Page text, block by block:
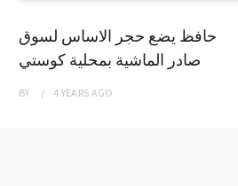
حافظ يضع حجر الاساس لسوق
صادر الماشية بمحلية كوستي
BY 4 YEARS AGO